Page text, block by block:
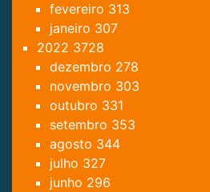
fevereiro 313
janeiro 307
2022 3728
dezembro 278
novembro 303
outubro 331
setembro 353
agosto 344
julho 327
junho 296